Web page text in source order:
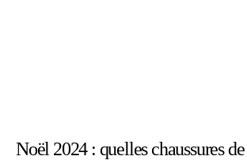
Noël 2024 : quelles chaussures